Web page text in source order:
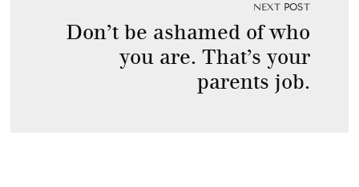
NEXT POST
Don’t be ashamed of who
you are. That’s your
parents job.